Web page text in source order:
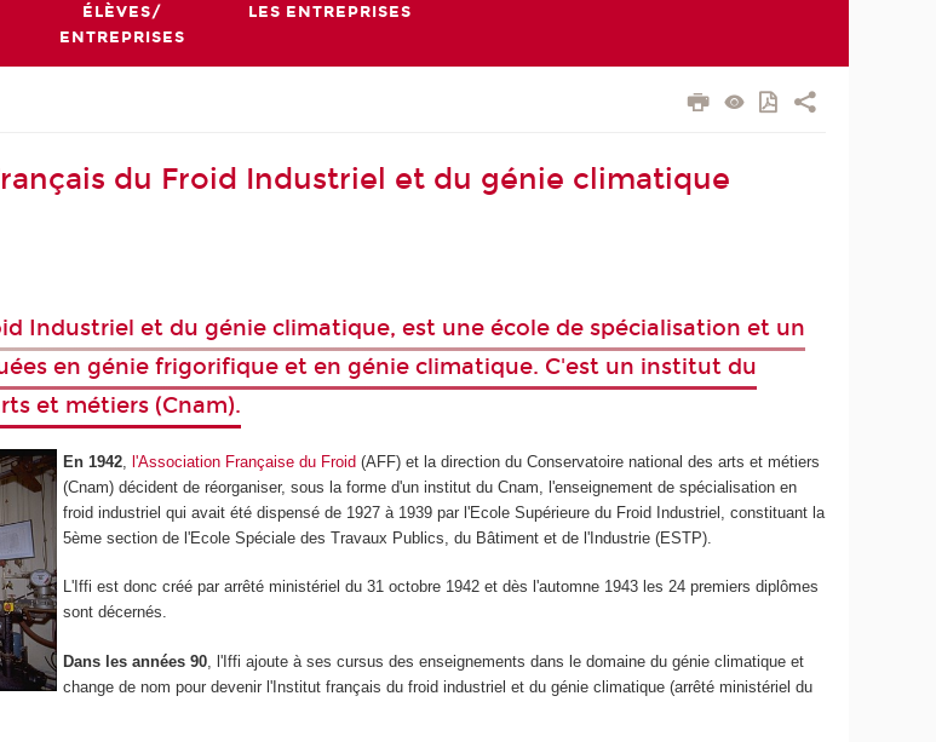
ÉLÈVES/
ENTREPRISES
LES ENTREPRISES
du Froid Industriel et du génie climatique
Industriel et du génie climatique, est une école de spécialisation et un
en génie frigorifique et en génie climatique. C'est un institut du
et métiers (Cnam).
En 1942 l'Association Française du Froid (AFF) et la direction du Conservatoire national des arts et métiers
(Cnam) décident de réorganiser, sous la forme d'un institut du Cnam, l'enseignement de spécialisation en
froid industriel qui avait été dispensé de 1927 à 1939 par l'Ecole Supérieure du Froid Industriel, constituant la
5ème section de l'Ecole Spéciale des Travaux Publics, du Bâtiment et de l'Industrie (ESTP).
L'Iffi est donc créé par arrêté ministériel du 31 octobre 1942 et dès l'automne 1943 les 24 premiers diplômes
sont décernés.
Dans les années 90 , l'Iffi ajoute à ses cursus des enseignements dans le domaine du génie climatique et
change de nom pour devenir l'Institut français du froid industriel et du génie climatique (arrêté ministériel du